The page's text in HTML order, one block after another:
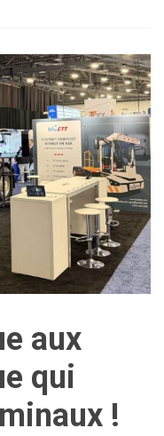
aux
qui
!